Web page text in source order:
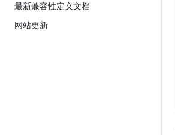
最新兼容性定义文档
网站更新